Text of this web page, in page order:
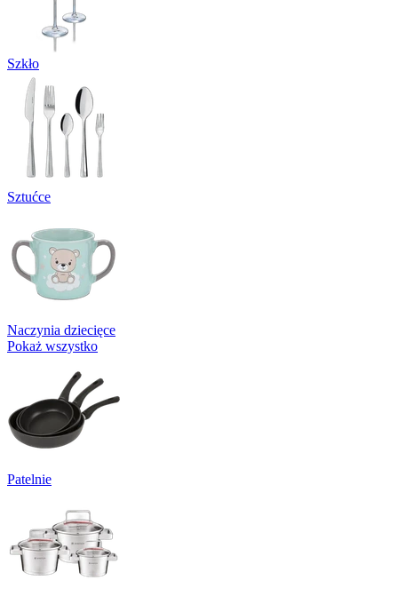
Szkło
Sztućce
Naczynia dziecięce
Pokaż wszystko
Patelnie